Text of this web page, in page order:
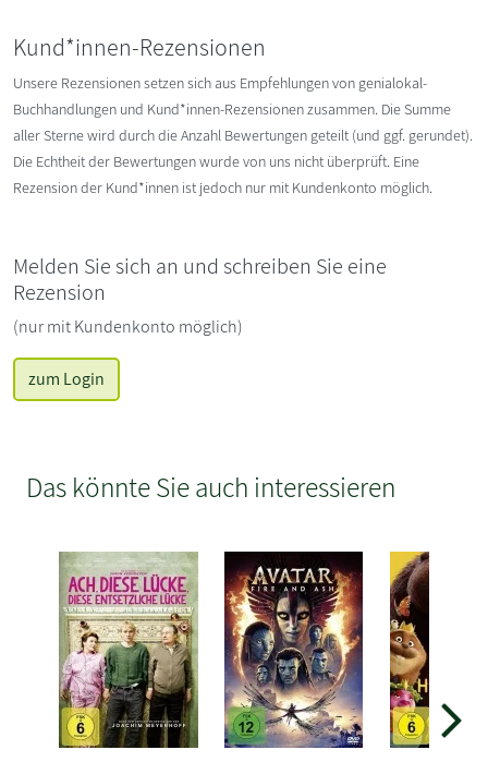
Kund*innen-Rezensionen
Unsere Rezensionen setzen sich aus Empfehlungen von genialokal-
Buchhandlungen und Kund*innen-Rezensionen zusammen. Die Summe
aller Sterne wird durch die Anzahl Bewertungen geteilt (und ggf. gerundet).
Die Echtheit der Bewertungen wurde von uns nicht überprüft. Eine
Rezension der Kund*innen ist jedoch nur mit Kundenkonto möglich.
Melden Sie sich an und schreiben Sie eine
Rezension
(nur mit Kundenkonto möglich)
zum Login
Das könnte Sie auch interessieren